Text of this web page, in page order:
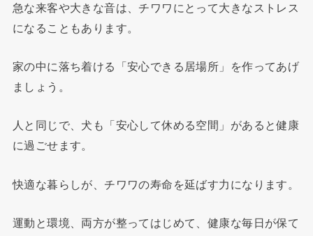
急な来客や大きな音は、チワワにとって大きなストレス
になることもあります。
家の中に落ち着ける「安心できる居場所」を作ってあげ
ましょう。
人と同じで、犬も「安心して休める空間」があると健康
に過ごせます。
快適な暮らしが、チワワの寿命を延ばす力になります。
運動と環境、両方が整ってはじめて、健康な毎日が保て